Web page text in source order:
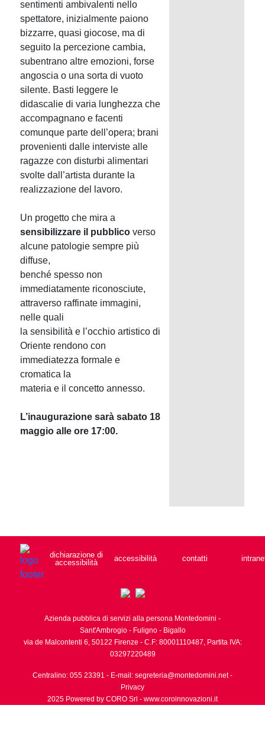
sentimenti ambivalenti nello
spettatore, inizialmente paiono
bizzarre, quasi giocose, ma di
seguito la percezione cambia,
subentrano altre emozioni, forse
angoscia o una sorta di vuoto
silente. Basti leggere le
didascalie di varia lunghezza che
accompagnano e facenti
comunque parte dell’opera; brani
provenienti dalle interviste alle
ragazze con disturbi alimentari
svolte dall’artista durante la
realizzazione del lavoro.
Un progetto che mira a
sensibilizzare il pubblico verso
alcune patologie sempre più
diffuse,
benché spesso non
immediatamente riconosciute,
attraverso raffinate immagini,
nelle quali
la sensibilità e l’occhio artistico di
Oriente rendono con
immediatezza formale e
cromatica la
materia e il concetto annesso.
L’inaugurazione sarà sabato 18
maggio alle ore 17:00.
dichiarazione di
accessibilità
accessibilità contatti
Azienda pubblica di servizi alla persona Montedomini -
Sant'Ambrogio - Fuligno - Bigallo
via de Malcontenti 6, 50122 Firenze - C.F: 80001110487, Partita IVA:
03297220489
Centralino: 055 23391 - E-mail: segreteria@montedomini.net-
Privacy
2025 Powered by CORO Srl - www.coroinnovazioni.it